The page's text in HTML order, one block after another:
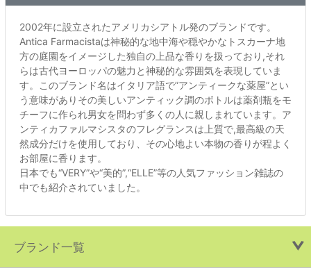
2002年に設立されたアメリカシアトル発のブランドです。
Antica Farmacistaは神秘的な地中海や穏やかなトスカーナ地
方の庭園をイメージした独自の上品な香りを扱っており,それ
らは古代ヨーロッパの魅力と神秘的な雰囲気を表現していま
す。このブランド名はイタリア語で”アンティークな薬屋”とい
う意味がありその美しいアンティック調のボトルは薬剤瓶をモ
チーフに作られ男女を問わず多くの人に親しまれています。ア
ンティカファルマシスタのフレグランスは上質で,最高級の天
然成分だけを使用しており、その心地よい本物の香りが程よく
お部屋に香ります。
日本でも“VERY”や“美的”,“ELLE”等の人気ファッション雑誌の
中でも紹介されていました。
ブランド一覧